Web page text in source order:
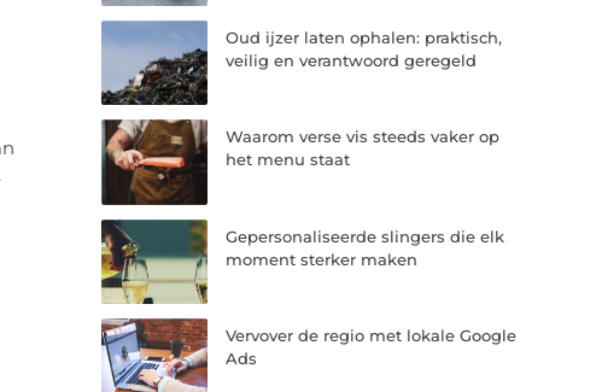
Oud ijzer laten ophalen: praktisch,
veilig en verantwoord geregeld
Waarom verse vis steeds vaker op
het menu staat
Gepersonaliseerde slingers die elk
moment sterker maken
Vervover de regio met lokale Google
Ads